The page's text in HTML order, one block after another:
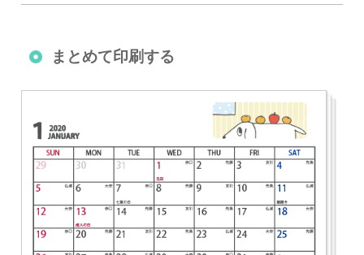
まとめて印刷する